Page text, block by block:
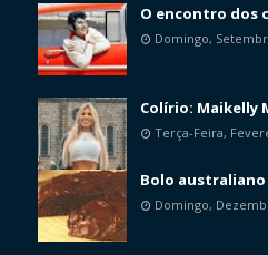
O encontro dos
Domingo,
Colírio: Maikelly
Terça-Feira,
Bolo australiano
Domingo,